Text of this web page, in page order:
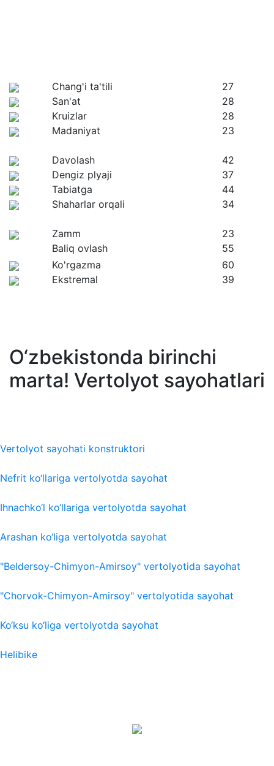
Chang'i ta'tili
27
San'at
28
Kruizlar
28
Madaniyat
23
Davolash
42
Dengiz plyaji
37
Tabiatga
44
Shaharlar orqali
34
Zamm
23
Baliq ovlash
55
Ko'rgazma
60
Ekstremal
39
O‘zbekistonda birinchi
marta! Vertolyot sayohatlari
Vertolyot sayohati konstruktori
Nefrit ko‘llariga vertolyotda sayohat
Ihnachko‘l ko‘llariga vertolyotda sayohat
Arashan ko‘liga vertolyotda sayohat
"Beldersoy-Chimyon-Amirsoy" vertolyotida sayohat
"Chorvok-Chimyon-Amirsoy" vertolyotida sayohat
Ko‘ksu ko‘liga vertolyotda sayohat
Helibike